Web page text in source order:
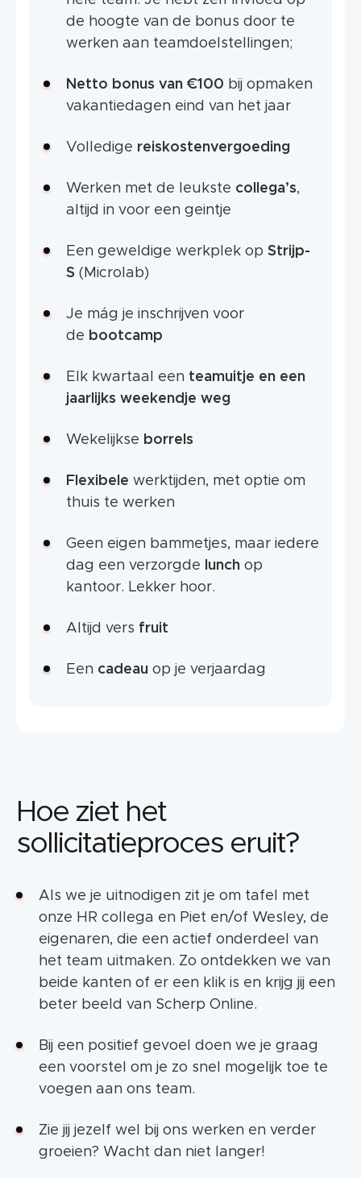
de hoogte van de bonus door te
werken aan teamdoelstellingen;
Netto bonus van €100 bij opmaken
vakantiedagen eind van het jaar
Volledige reiskostenvergoeding
Werken met de leukste collega’s,
altijd in voor een geintje
Een geweldige werkplek op Strijp-
S (Microlab)
Je mág je inschrijven voor
de bootcamp
Elk kwartaal een teamuitje en een
jaarlijks weekendje weg
Wekelijkse borrels
Flexibele werktijden, met optie om
thuis te werken
Geen eigen bammetjes, maar iedere
dag een verzorgde
lunch op
kantoor. Lekker hoor.
Altijd vers fruit
Een cadeau op je verjaardag
Hoe ziet het
sollicitatieproces eruit?
Als we je uitnodigen zit je om tafel met
onze HR collega en Piet en/of Wesley, de
eigenaren, die een actief onderdeel van
het team uitmaken. Zo ontdekken we van
beide kanten of er een klik is en krijg jij een
beter beeld van Scherp Online.
Bij een positief gevoel doen we je graag
een voorstel om je zo snel mogelijk toe te
voegen aan ons team.
Zie jij jezelf wel bij ons werken en verder
groeien? Wacht dan niet langer!